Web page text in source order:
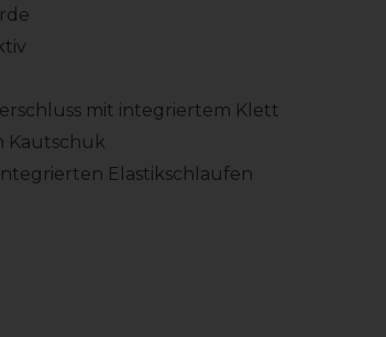
mit integriertem Klett
Kautschuk
Elastikschlaufen